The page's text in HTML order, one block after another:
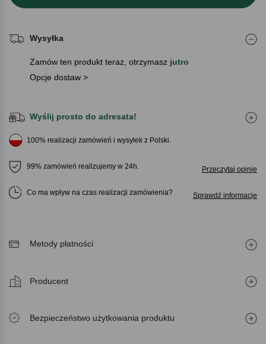
Wysyłka
Zamów ten produkt teraz, otrzymasz jutro
Opcje dostaw >
Wyślij prosto do adresata!
100% realizacji zamówień i wysyłek z Polski.
99% zamówień realizujemy w 24h. Przeczytaj opinie
Co ma wpływ na czas realizacji zamówienia Sprawdź informacje
Metody płatności
Producent
Bezpieczeństwo użytkowania produktu